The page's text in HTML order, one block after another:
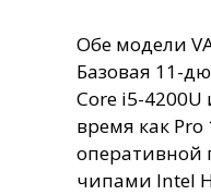
Обе модели
Базовая 11-
Core i5-
время как Pro
оперативной
чипами Intel